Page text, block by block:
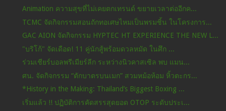
Animation ความสุขที่ไม่เคยตกเทรนด์ ขยายเวลาต่ออีกค...
TCMC จัดกิจกรรมสอนถักทอเศษไหมเป็นพรมชิ้น ในโครงการ...
GAC AION จัดกิจกรรม HYPTEC HT EXPERIENCE THE NEW L...
"บริโก้" จัดเดือด! 11 คู่นักสู้พร้อมดวลหมัด ในศึก ...
ร่วมเชียร์บอลพรีเมียร์ลีก ระหว่างนิวคาสเซิล พบ แมน...
ศน. จัดกิจกรรม “ตักบาตรบนเมก” สวมหม้อห้อม หิ้วตะกร...
*History in the Making: Thailand’s Biggest Boxing ...
เริ่มแล้ว !! ปฏิบัติการคัดสรรสุดยอด OTOP ระดับประเ...